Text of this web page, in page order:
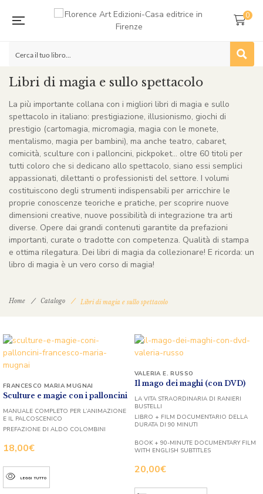
0
Libri di magia e sullo spettacolo
La più importante collana con i migliori libri di magia e sullo
spettacolo in italiano: prestigiazione, illusionismo, giochi di
prestigio (cartomagia, micromagia, magia con le monete,
mentalismo, magia per bambini), ma anche teatro, cabaret,
comicità, sculture con i palloncini, pickpoket… oltre 60 titoli per
tutti coloro che si dedicano allo spettacolo, siano essi semplici
appassionati, dilettanti o professionisti del settore. I volumi
costituiscono degli strumenti indispensabili per arricchire le
proprie conoscenze teoriche e pratiche, per scoprire nuove
dimensioni creative, nuove possibilità di integrazione tra arti
diverse. Opere dai grandi contenuti garantite da prefazioni
importanti, curate o tradotte con competenza. Qualità di stampa
e ottima rilegatura. Dei libri di magia da collezionare! E ricorda: un
libro di magia è un vero corso di magia!
Home Catalogo Libri di magia e sullo spettacolo
Sculture e magie con i palloncini
18,00€
FRANCESCO MARIA MUGNAI
MANUALE COMPLETO PER L’ANIMAZIONE
E IL PALCOSCENICO
PREFAZIONE DI ALDO COLOMBINI
LEGGI TUTTO
Il mago dei maghi (con DVD)
20,00€
VALERIA E. RUSSO
LA VITA STRAORDINARIA DI RANIERI
BUSTELLI
LIBRO + FILM DOCUMENTARIO DELLA
DURATA DI 90 MINUTI
BOOK + 90-MINUTE DOCUMENTARY FILM
WITH ENGLISH SUBTITLES